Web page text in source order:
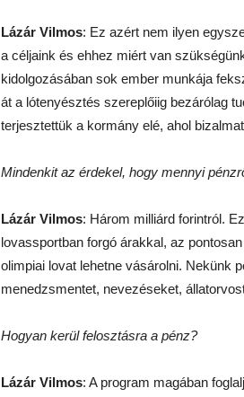
Lázár Vilmos: Ez azért nem ilyen
a céljaink és ehhez miért van
kidolgozásában sok ember munkája
át a lótenyésztés szereplőiig bezárólag
terjesztettük a kormány elé, ahol
Mindenkit az érdekel, hogy mennyi
Lázár Vilmos: Három milliárd forintról.
lovassportban forgó árakkal, az
olimpiai lovat lehetne vásárolni. Nekünk
menedzsmentet, nevezéseket,
Hogyan kerül felosztásra a pénz?
Lázár Vilmos: A program magában